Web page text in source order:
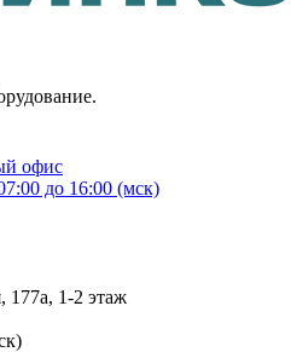
офис
до 16:00 (мск)
177а, ​1-2 этаж